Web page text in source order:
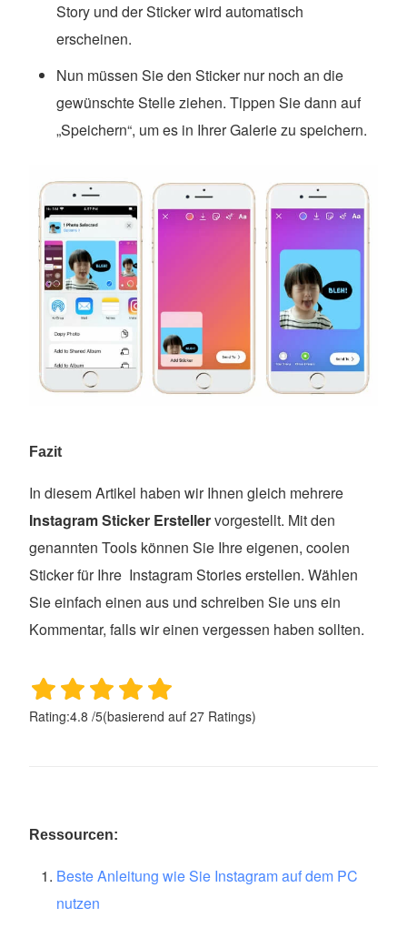
Story und der Sticker wird automatisch
erscheinen.
Nun müssen Sie den Sticker nur noch an die
gewünschte Stelle ziehen. Tippen Sie dann auf
„Speichern“, um es in Ihrer Galerie zu speichern.
Fazit
In diesem Artikel haben wir Ihnen gleich mehrere
Instagram Sticker Erstellervorgestellt. Mit den
genannten Tools können Sie Ihre eigenen, coolen
Sticker für Ihre Instagram Stories erstellen. Wählen
Sie einfach einen aus und schreiben Sie uns ein
Kommentar, falls wir einen vergessen haben sollten.
Rating:4.8 /5(basierend auf27 Ratings)
Ressourcen:
Beste Anleitung wie Sie Instagram auf dem PC
nutzen